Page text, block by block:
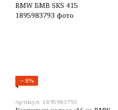
−8%
Артикул: 1895983793